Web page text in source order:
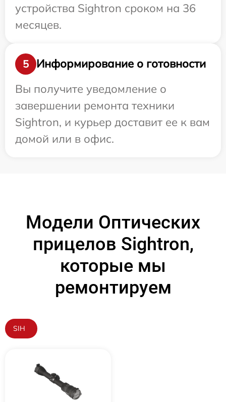
устройства Sightron сроком на 36
месяцев.
5
Информирование о готовности
Вы получите уведомление о
завершении ремонта техники
Sightron, и курьер доставит ее к вам
домой или в офис.
Модели Оптических
прицелов Sightron,
которые мы
ремонтируем
SIH